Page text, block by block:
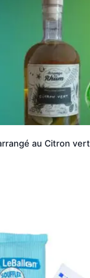
au Citron vert